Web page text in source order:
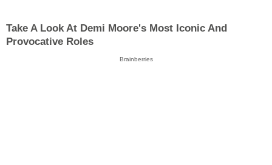
Take A Look At Demi Moore's Most Iconic And
Provocative Roles
Brainberries